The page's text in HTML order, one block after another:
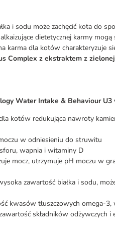
i sodu może zachęcić kota do
dietetycznej karmy
karma dla kotów charakteryzuje
Complex z ekstraktem z
Water Intake & Behaviour U3
kotów redukująca nawroty
w odniesieniu do struwitu
wapnia i witaminy D
mocz, utrzymuje pH moczu w
zawartość białka i sodu,
kwasów tłuszczowych omega-
składników odżywczych